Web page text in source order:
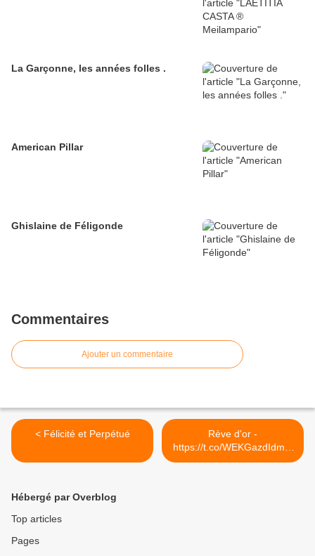
La Garçonne, les années folles .
American Pillar
Ghislaine de Féligonde
Commentaires
Ajouter un commentaire
< Félicité et Perpétué
Rève d'or -
https://t.co/WEKGazdIdm...
>
Hébergé par Overblog
Top articles
Pages